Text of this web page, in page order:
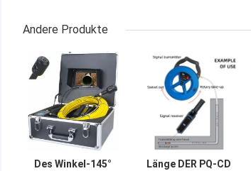
Andere Produkte
Des Winkel-145°
Länge DER PQ-CD